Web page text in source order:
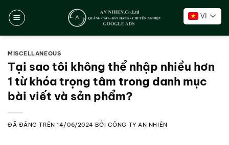
đến
VI
MISCELLANEOUS
Tại sao tôi không thể nhập nhiều hơn
1 từ khóa trọng tâm trong danh mục
bài viết và sản phẩm?
ĐÃ ĐĂNG TRÊN14/06/2024 BỞI CÔNG TY AN NHIÊN